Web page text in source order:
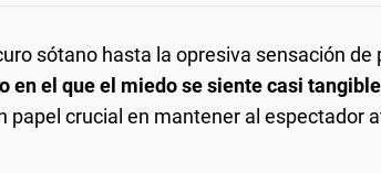
sótano hasta la opresiva sensación de
en el que el miedo se siente casi tangible
papel crucial en mantener al espectador